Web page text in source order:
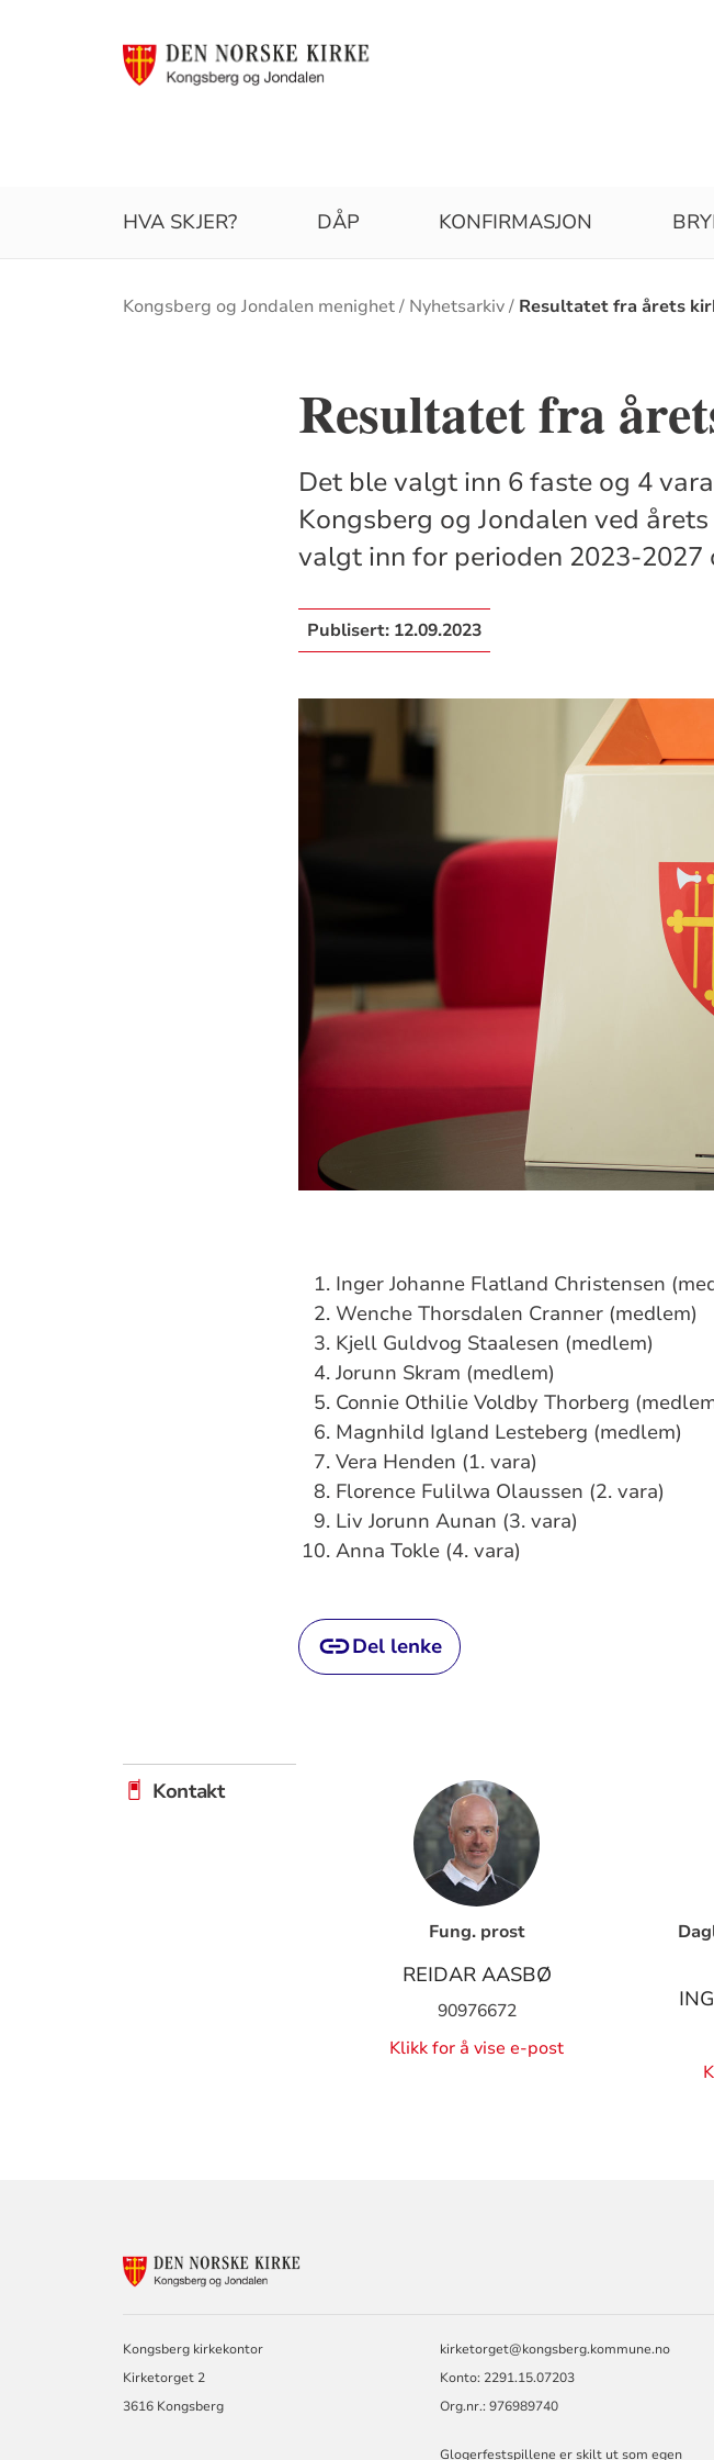
HVA SKJER? DÅP KONFIRMASJON
Brødsmulesti
Kongsberg og Jondalen menighet Nyhetsarkiv Resultatet fra årets
Resultatet fra
Det ble valgt inn 6 faste og 4
Kongsberg og Jondalen ved
valgt inn for perioden 2023-2027
Publisert: 12.09.2023
Inger Johanne Flatland Christensen
Wenche Thorsdalen Cranner (medlem)
Kjell Guldvog Staalesen (medlem)
Jorunn Skram (medlem)
Connie Othilie Voldby Thorberg
Magnhild Igland Lesteberg (medlem)
Vera Henden (1. vara)
Florence Fulilwa Olaussen (2. vara)
Liv Jorunn Aunan (3. vara)
Anna Tokle (4. vara)
Del lenke
Kontakt
Fung. prost
REIDAR AASBØ
90976672
Klikk for å vise e-post
JONDALEN
MENIGHET
Kongsberg kirkekontor
Kirketorget 2
3616 Kongsberg
kirketorget@kongsberg.kommune.no
Konto: 2291.15.07203
Org.nr.: 976989740
Glogerfestspillene er skilt ut som egen